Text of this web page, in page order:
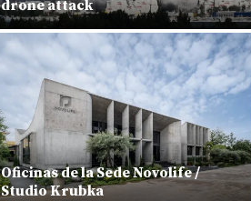
drone attack
Oficinas de la Sede Novolife /
Studio Krubka